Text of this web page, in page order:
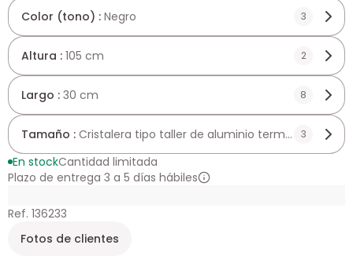
Color (tono) : Negro 3
Altura : 105 cm 2
Largo : 30 cm 8
Tamaño : Cristalera tipo taller de aluminio termolacado -
3
En stockCantidad limitada
Plazo de entrega 3 a 5 días hábiles
Ref. 136233
Fotos de clientes